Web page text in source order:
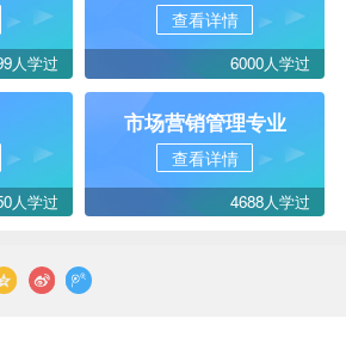
人学过
查看详情
6000人学过
人学过
市场营销管理专业
查看详情
4688人学过